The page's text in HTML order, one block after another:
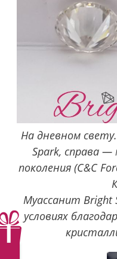
На дневном
Spark, справа
поколения (C&C
Муассанит
условиях